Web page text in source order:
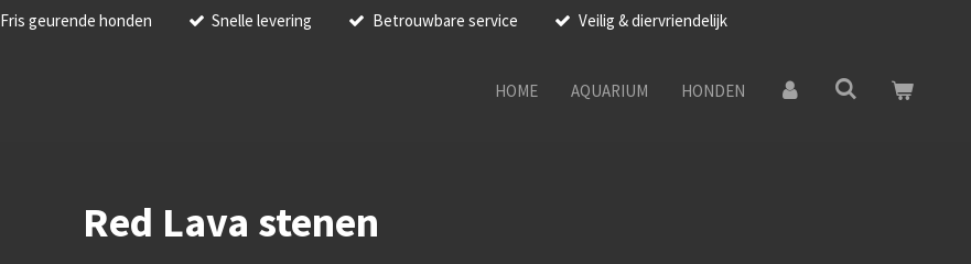
Fris geurende honden Snelle levering Betrouwbare service Veilig & diervriendelijk
HOME AQUARIUM HONDEN
Red Lava stenen